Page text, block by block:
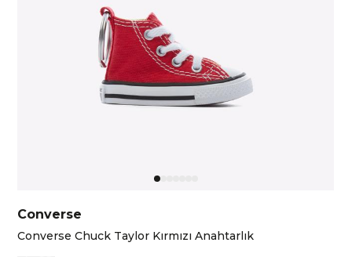
Converse
Converse Chuck Taylor Kırmızı Anahtarlık